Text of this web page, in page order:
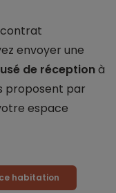
envoyer une
de réceptionà
proposent par
espace
habitation